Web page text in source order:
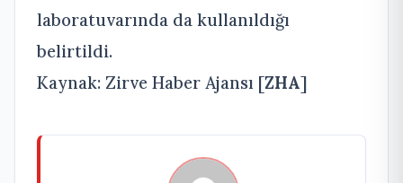
laboratuvarında da kullanıldığı
belirtildi.
Kaynak: Zirve Haber Ajansı [ZHA]